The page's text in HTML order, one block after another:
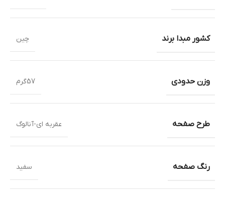
کشور مبدا برند چین
وزن حدودی 57گرم
طرح صفحه عقربه ای-آنالوگ
رنگ صفحه سفید